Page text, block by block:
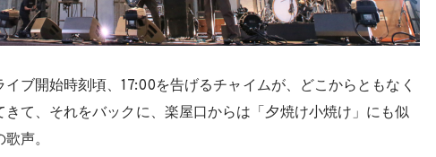
ブ開始時刻頃、17:00を告げるチャイムが、どこからともなく
て、それをバックに、楽屋口からは「夕焼け小焼け」にも似
声。